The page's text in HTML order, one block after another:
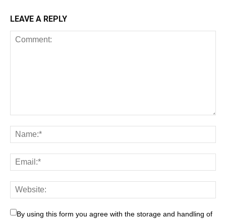
LEAVE A REPLY
By using this form you agree with the storage and handling of